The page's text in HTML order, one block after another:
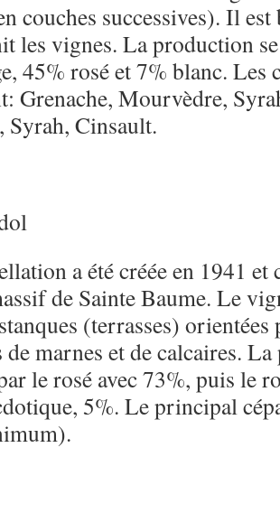
couches successives). Il
les vignes. La production
45% rosé et 7% blanc. Les
Grenache, Mourvèdre,
Syrah, Cinsault.
a été créée en 1941
de Sainte Baume. Le
(terrasses) orientées
de marnes et de calcaires.
le rosé avec 73%, puis le
5%. Le principal